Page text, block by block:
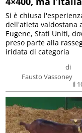
di
Fausto Vassoney
il
Si è chiusa
dell'atleta valdostana
Eugene, Stati Uniti,
preso parte alla
iridata di categoria